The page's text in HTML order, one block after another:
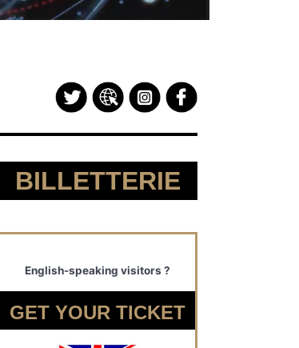
BILLETTERIE
English-speaking visitors ?
GET YOUR TICKET